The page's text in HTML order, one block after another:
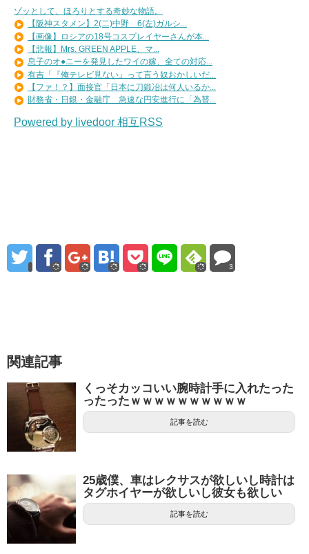
ゾッとして、ほろりとする奇妙な物語。
【阪神スタメン】2(二)中野 6(左)ガルシ...
【画像】ロシアの18号コスプレイヤーさんが本...
【悲報】Mrs. GREEN APPLE、マ...
息子のオ●ニーを発見したワイの嫁、全ての対応...
有吉「『俺テレビ見ない』って言う奴おかしいだ...
【ファ！？】面接官「日本に刀鍛冶は何人いるか...
財務省・日銀・金融庁 急速な円安進行に「為替...
Powered by livedoor 相互RSS
3
関連記事
くっそカッコいい腕時計手に入れたった
ったったｗｗｗｗｗｗｗｗｗｗ
記事を読む
25歳僕、車はレクサスが欲しいし時計は
タグホイヤーが欲しいし彼女も欲しい
記事を読む